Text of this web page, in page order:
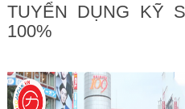
TUYỂN DỤNG KỸ
100%